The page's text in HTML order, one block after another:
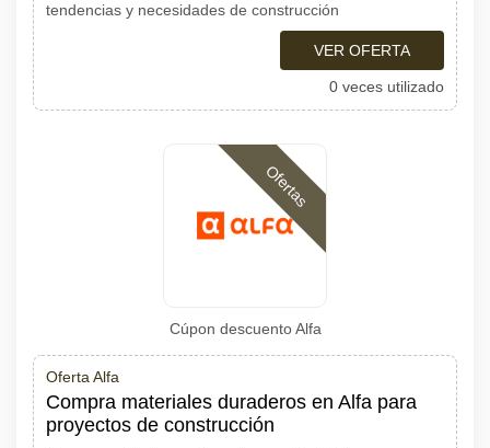
tendencias y necesidades de construcción
VER OFERTA
0 veces utilizado
Ofertas
Cúpon descuento Alfa
Oferta Alfa
Compra materiales duraderos en Alfa para
proyectos de construcción